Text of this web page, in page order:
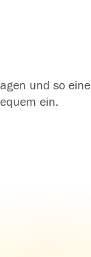
und so eine
ein.